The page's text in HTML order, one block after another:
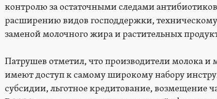
контролю за остаточными следами
расширению видов господдержки,
заменой молочного жира и растительных
Патрушев отметил, что производители молока и
имеют доступ к самому широкому набору
субсидии, льготное кредитование, возмещение